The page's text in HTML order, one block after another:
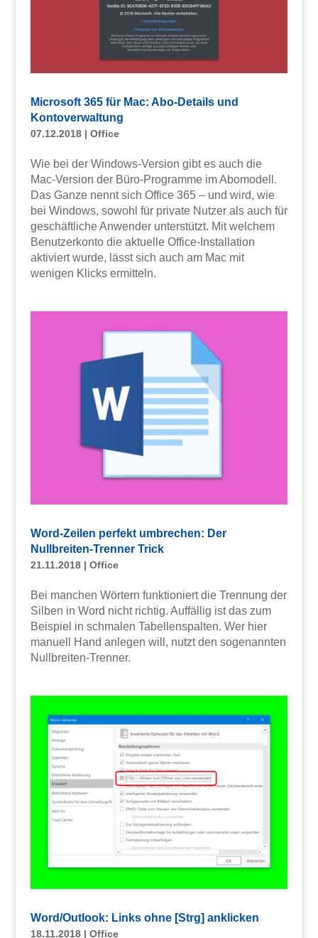
Microsoft 365 für Mac: Abo-Details und
Kontoverwaltung
07.12.2018| Office
Wie bei der Windows-Version gibt es auch die
Mac-Version der Büro-Programme im Abomodell.
Das Ganze nennt sich Office 365 – und wird, wie
bei Windows, sowohl für private Nutzer als auch für
geschäftliche Anwender unterstützt. Mit welchem
Benutzerkonto die aktuelle Office-Installation
aktiviert wurde, lässt sich auch am Mac mit
wenigen Klicks ermitteln.
Word-Zeilen perfekt umbrechen: Der
Nullbreiten-Trenner Trick
21.11.2018| Office
Bei manchen Wörtern funktioniert die Trennung der
Silben in Word nicht richtig. Auffällig ist das zum
Beispiel in schmalen Tabellenspalten. Wer hier
manuell Hand anlegen will, nutzt den sogenannten
Nullbreiten-Trenner.
Word/Outlook: Links ohne [Strg] anklicken
18.11.2018| Office